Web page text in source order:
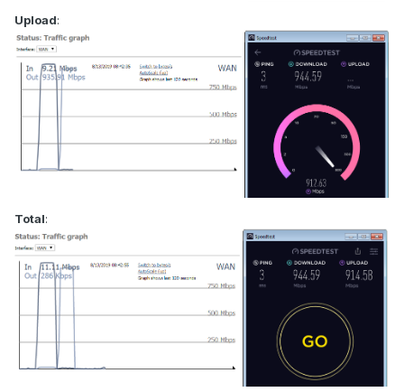
Upload:
Total: